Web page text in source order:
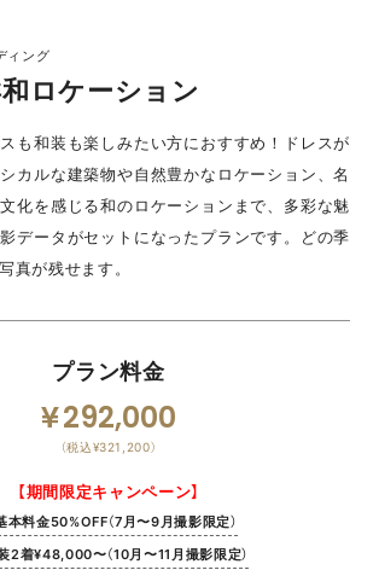
ィング
ロケーション
も和装も楽しみたい方におすすめ！ドレスが
カルな建築物や自然豊かなロケーション、名
化を感じる和のロケーションまで、多彩な魅
データがセットになったプランです。どの季
真が残せます。
プラン料金
292,000
（税込¥321,200）
【期間限定キャンペーン】
料金50%OFF（7月〜9月撮影限定）
2着¥48,000〜（10月〜11月撮影限定）